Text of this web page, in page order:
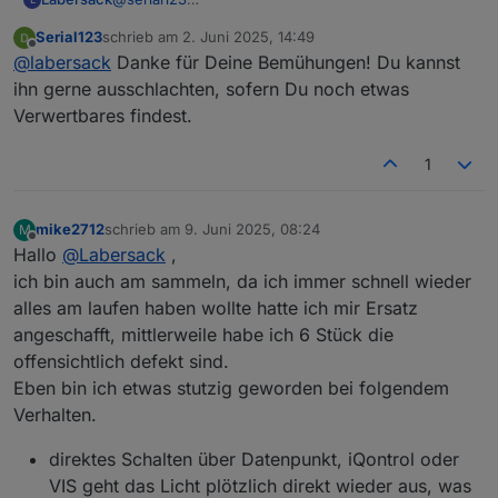
FM
evtl.
weitere
Versand
Versand hin und
Kosten
Schaltplan gesucht: Schalter, an denen ich erst
wieder Kondensatoren austauschen werde,
nachdem ich einen Schaltplan gefunden habe:
HM-LC-
Homematic 1-Kanal-
Sicherungswiderstand durch.
Ich habe einen neuen SI-R eingelötet und den
Schalter an mein Testbrett angeschlossen.
und ZACK war der auch wieder durch. Der Schalter
hat also einen größeren Schaden, den bekomme ich
Ich kann ihn dir defekt zurücksenden oder in meine
Offline
Serial123schrieb am 2. Juni 2025, 14:49
zuletzt editiert von
@labersack Danke für Deine Bemühungen! Du kannst
ihn gerne ausschlachten, sofern Du noch etwas
Verwertbares findest.
1
M
Offline
mike2712schrieb am 9. Juni 2025, 08:24
zuletzt editiert von
Hallo @Labersack ,
ich bin auch am sammeln, da ich immer schnell wieder
alles am laufen haben wollte hatte ich mir Ersatz
angeschafft, mittlerweile habe ich 6 Stück die
offensichtlich defekt sind.
Eben bin ich etwas stutzig geworden bei folgendem
Verhalten.
direktes Schalten über Datenpunkt, iQontrol oder
VIS geht das Licht plötzlich direkt wieder aus, was